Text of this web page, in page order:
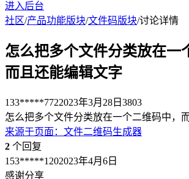
进入后台
社区/产品功能版块/文件码版块/讨论详情
怎么把多个文件分类放在一
而且还能编辑文字
133*****7722023年3月28日 3803
怎么把多个文件分类放在一个二维码中，
来源于页面 ： 文件二维码生成器
2 个回复
153*****1202023年4月6日
感谢分享